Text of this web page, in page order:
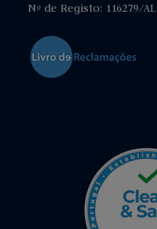
Nº de Registo: 116279/AL